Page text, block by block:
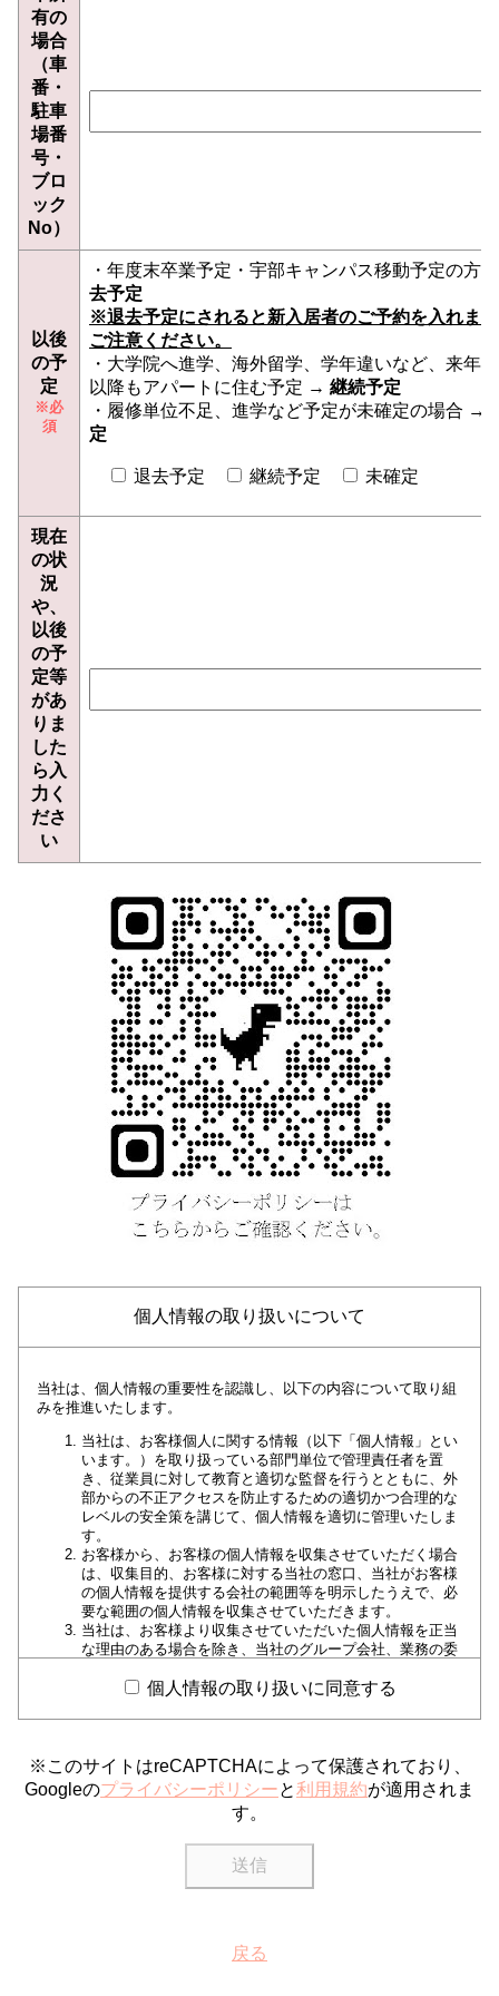
有の
場合
（車
番・
駐車
場番
号・
ブロ
ック
No）
以後
の予
定
・年度末卒業予定・宇部キャンパス移動予定の方
去予定
※退去予定にされると新入居者のご予約を入れま
ご注意ください。
・大学院へ進学、海外留学、学年違いなど、来年
以降もアパートに住む予定 → 継続予定
・履修単位不足、進学など予定が未確定の場合 →
定
退去予定 継続予定 未確定
現在
の状
況
や、
以後
の予
定等
があ
りま
した
ら入
力く
ださ
い
個人情報の取り扱いについて
当社は、個人情報の重要性を認識し、以下の内容について取り組
みを推進いたします。
当社は、お客様個人に関する情報（以下「個人情報」とい
います。）を取り扱っている部門単位で管理責任者を置
き、従業員に対して教育と適切な監督を行うとともに、外
部からの不正アクセスを防止するための適切かつ合理的な
レベルの安全策を講じて、個人情報を適切に管理いたしま
す。
お客様から、お客様の個人情報を収集させていただく場合
は、収集目的、お客様に対する当社の窓口、当社がお客様
の個人情報を提供する会社の範囲等を明示したうえで、必
要な範囲の個人情報を収集させていただきます。
当社は、お客様より収集させていただいた個人情報を正当
な理由のある場合を除き、当社のグループ会社、業務の委
客様に有益と思われる商品情報、各種サービス情報をダイ
しくは送信させていただく場合がございます。お客様は、
当社にお申し出いただければ、このような印刷物の発送や
電子メールの送信を中止させることができます。
お客様自身が個人情報の開示、訂正、削除等を希望される
的な範囲で速やかに対応させていただきます。
当社は、当社が保有する個人情報に関して適用される日本
以上、個人情報保護方針に関するお問い合わせは、当社カードセ
ンターまでご連絡ください。 株式会社丸久 カードセンター
個人情報の取り扱いに同意する
※このサイトはreCAPTCHAによって保護されており、
Googleのプライバシーポリシーと利用規約が適用されま
す。
戻る